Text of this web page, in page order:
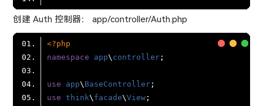
创建 Auth 控制器： app/controller/Auth.php
<?php
namespace
app\ controller
use app\ BaseController
use think\ facade\View